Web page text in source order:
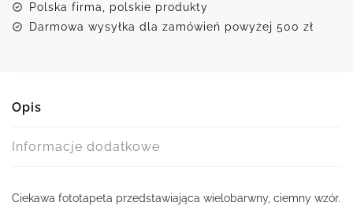
Polska firma, polskie produkty
Darmowa wysyłka dla zamówień powyżej 500 zł
Opis
Informacje dodatkowe
Ciekawa fototapeta przedstawiająca wielobarwny, ciemny wzór.